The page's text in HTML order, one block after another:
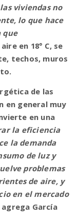
viviendas no
lo que hace
que
en 18° C, se
techos, muros
de las
en general muy
en una
la eficiencia
la demanda
de luz y
problemas
de aire, y
en el mercado
agrega García